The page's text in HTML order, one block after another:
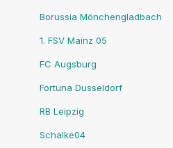
Borussia Mönchengladbach
1. FSV Mainz 05
FC Augsburg
Fortuna Dusseldorf
RB Leipzig
Schalke04